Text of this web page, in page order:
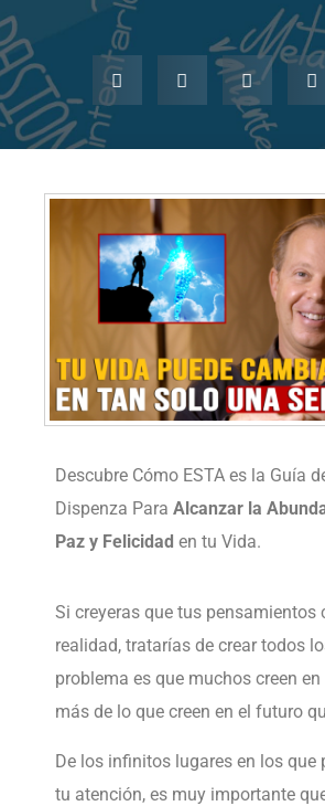
Descubre Cómo ESTA es la Guía
Dispenza Para Alcanzar la
Paz y Felicidad en tu Vida.
Si creyeras que tus pensamientos
realidad, tratarías de crear todos
problema es que muchos creen
más de lo que creen en el futuro
De los infinitos lugares en los que
tu atención, es muy importante